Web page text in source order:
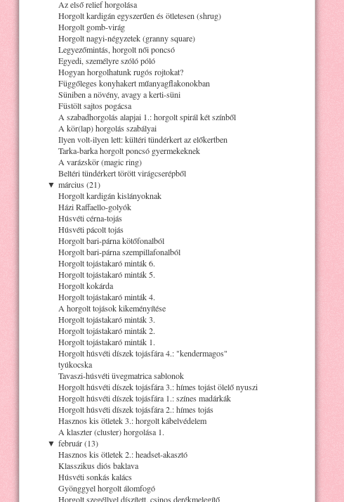
Az első relief horgolása
Horgolt kardigán egyszerűen és ötletesen (shrug)
Horgolt gomb-virág
Horgolt nagyi-négyzetek (granny square)
Legyezőmintás, horgolt női poncsó
Egyedi, személyre szóló póló
Hogyan horgolhatunk rugós rojtokat?
Függőleges konyhakert műanyagflakonokban
Süniben a növény, avagy a kerti-süni
Füstölt sajtos pogácsa
A szabadhorgolás alapjai 1.: horgolt spirál két színből
A kör(lap) horgolás szabályai
Ilyen volt-ilyen lett: kültéri tündérkert az előkertben
Tarka-barka horgolt poncsó gyermekeknek
A varázskör (magic ring)
Beltéri tündérkert törött virágcserépből
▼ március (21)
Horgolt kardigán kislányoknak
Házi Raffaello-golyók
Húsvéti cérna-tojás
Húsvéti pácolt tojás
Horgolt bari-párna kötőfonalból
Horgolt bari-párna szempillafonalból
Horgolt tojástakaró minták 6.
Horgolt tojástakaró minták 5.
Horgolt kokárda
Horgolt tojástakaró minták 4.
A horgolt tojások kikeményítése
Horgolt tojástakaró minták 3.
Horgolt tojástakaró minták 2.
Horgolt tojástakaró minták 1.
Horgolt húsvéti díszek tojásfára 4.: "kendermagos"
tyúkocska
Tavaszi-húsvéti üvegmatrica sablonok
Horgolt húsvéti díszek tojásfára 3.: hímes tojást ölelő nyuszi
Horgolt húsvéti díszek tojásfára 1.: színes madárkák
Horgolt húsvéti díszek tojásfára 2.: hímes tojás
Hasznos kis ötletek 3.: horgolt kábelvédelem
A klaszter (cluster) horgolása 1.
▼ február (13)
Hasznos kis ötletek 2.: headset-akasztó
Klasszikus diós baklava
Húsvéti sonkás kalács
Gyönggyel horgolt álomfogó
Horgolt szegéllyel díszített, csinos derékmelegítő